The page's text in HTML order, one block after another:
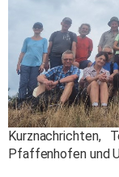
Kurznachrichten,
Pfaffenhofen und